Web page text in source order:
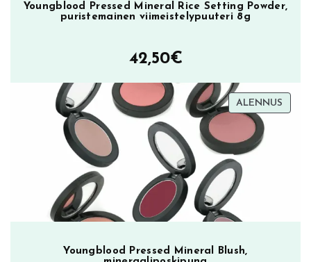
Youngblood Pressed Mineral Rice Setting Powder,
puristemainen viimeistelypuuteri 8g
42,50€
ALENNUS
Youngblood Pressed Mineral Blush,